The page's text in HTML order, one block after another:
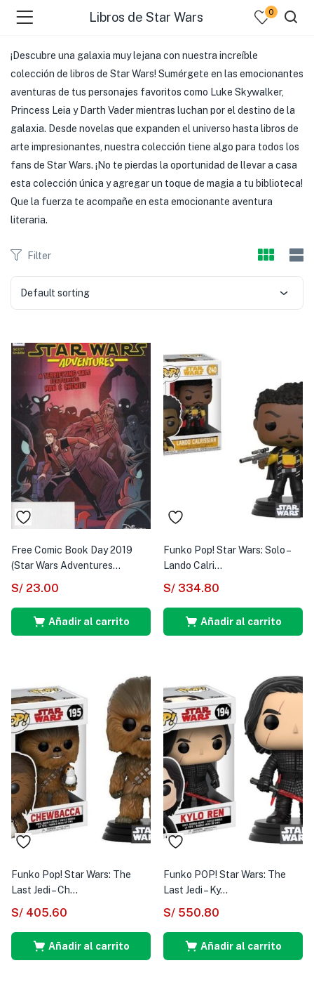
Libros de Star Wars 0
¡Descubre una galaxia muy lejana con nuestra increíble
colección de libros de Star Wars! Sumérgete en las emocionantes
aventuras de tus personajes favoritos como Luke Skywalker,
Princess Leia y Darth Vader mientras luchan por el destino de la
galaxia. Desde novelas que expanden el universo hasta libros de
arte impresionantes, nuestra colección tiene algo para todos los
fans de Star Wars. ¡No te pierdas la oportunidad de llevar a casa
esta colección única y agregar un toque de magia a tu biblioteca!
Que la fuerza te acompañe en esta emocionante aventura
literaria.
Filter
Default sorting
Free Comic Book Day 2019
(Star Wars Adventures...
S/ 23.00
Añadir al carrito
Funko Pop! Star Wars: Solo –
Lando Calri...
S/ 334.80
Añadir al carrito
Funko Pop! Star Wars: The
Last Jedi – Ch...
S/ 405.60
Añadir al carrito
Funko POP! Star Wars: The
Last Jedi – Ky...
S/ 550.80
Añadir al carrito